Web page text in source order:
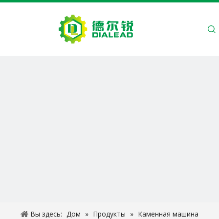
О
Вы здесь: Дом » Продукты » Каменная машина